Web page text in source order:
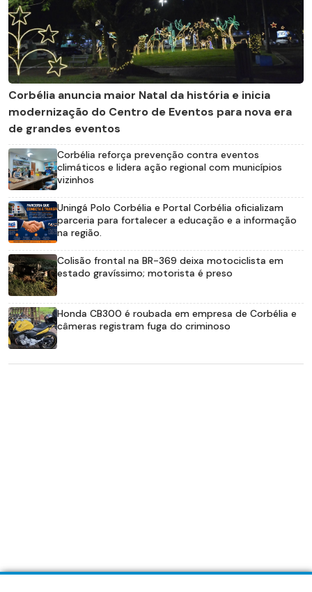
Corbélia anuncia maior Natal da história e inicia
modernização do Centro de Eventos para nova era
de grandes eventos
Corbélia reforça prevenção contra eventos
climáticos e lidera ação regional com municípios
vizinhos
Uningá Polo Corbélia e Portal Corbélia oficializam
parceria para fortalecer a educação e a informação
na região.
Colisão frontal na BR-369 deixa motociclista em
estado gravíssimo; motorista é preso
Honda CB300 é roubada em empresa de Corbélia e
câmeras registram fuga do criminoso